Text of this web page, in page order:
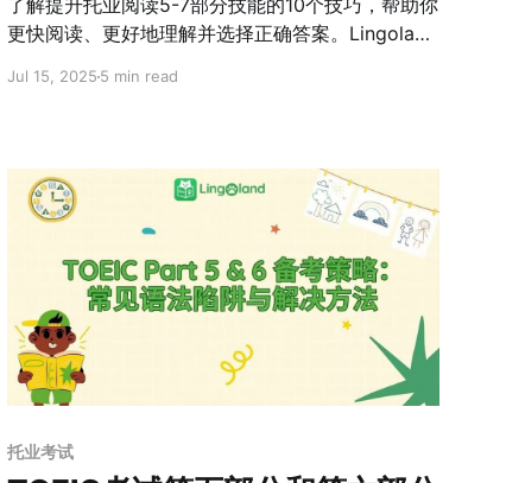
了解提升托业阅读5-7部分技能的10个技巧，帮助你
更快阅读、更好地理解并选择正确答案。Lingoland
Jul 15, 20255 min read
托业考试